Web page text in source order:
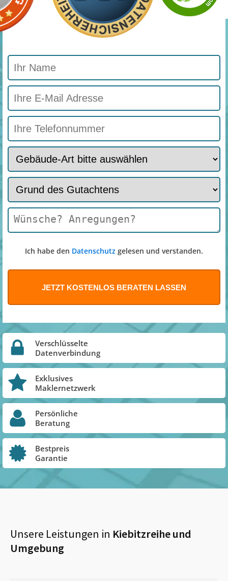
Ich habe den Datenschutz gelesen und verstanden.
Verschlüsselte
Datenverbindung
Exklusives
Maklernetzwerk
Persönliche
Beratung
Bestpreis
Garantie
Unsere Leistungen in Kiebitzreiheund
Umgebung